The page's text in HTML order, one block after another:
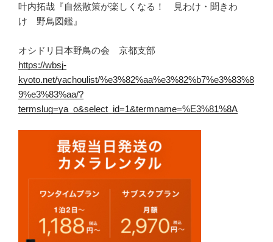
叶内拓哉『自然散策が楽しくなる！ 見わけ・聞きわ
け 野鳥図鑑』
オシドリ日本野鳥の会 京都支部
https://wbsj-
kyoto.net/yachoulist/%e3%82%aa%e3%82%b7%e3%83%8
9%e3%83%aa/?
termslug=ya_o&select_id=1&termname=%E3%81%8A